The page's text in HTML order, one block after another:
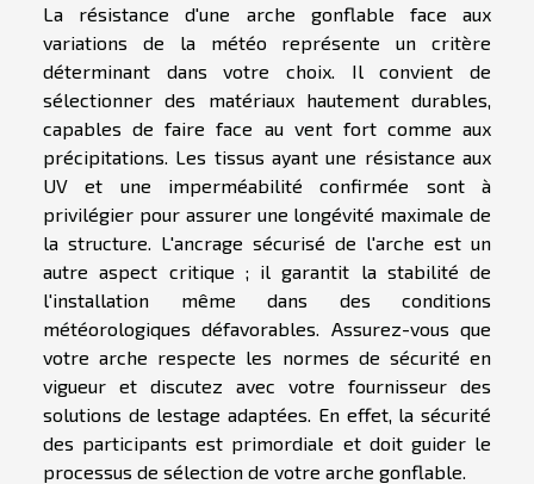
La résistance d'une arche gonflable face aux
variations de la météo représente un critère
déterminant dans votre choix. Il convient de
sélectionner des matériaux hautement durables,
capables de faire face au vent fort comme aux
précipitations. Les tissus ayant une résistance aux
UV et une imperméabilité confirmée sont à
privilégier pour assurer une longévité maximale de
la structure. L'ancrage sécurisé de l'arche est un
autre aspect critique ; il garantit la stabilité de
l'installation même dans des conditions
météorologiques défavorables. Assurez-vous que
votre arche respecte les normes de sécurité en
vigueur et discutez avec votre fournisseur des
solutions de lestage adaptées. En effet, la sécurité
des participants est primordiale et doit guider le
processus de sélection de votre arche gonflable.